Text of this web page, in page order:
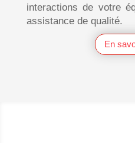
interactions de votre
assistance de qualité.
En